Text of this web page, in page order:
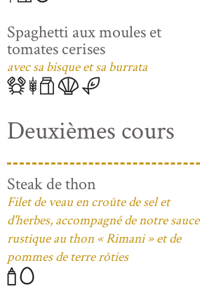
Spaghetti aux moules et
tomates cerises
avec sa bisque et sa burrata
Deuxièmes cours
Steak de thon
Filet de veau en croûte de sel et
d'herbes, accompagné de notre sauce
rustique au thon « Rimani » et de
pommes de terre rôties